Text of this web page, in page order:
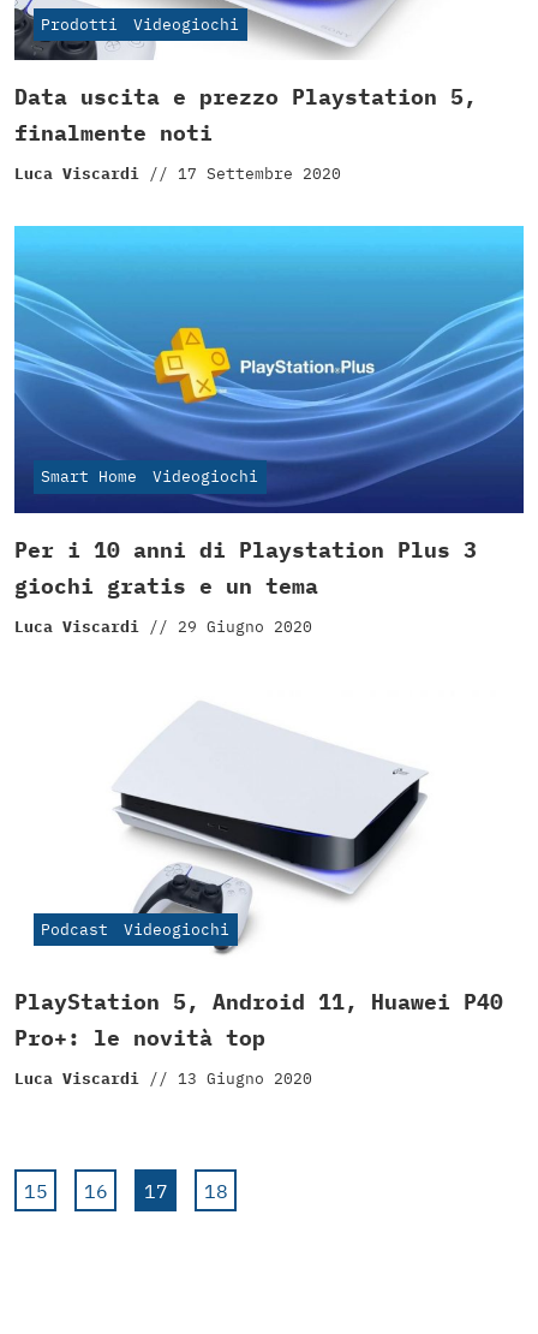
Prodotti Videogiochi
Data uscita e prezzo Playstation 5,
finalmente noti
Luca Viscardi // 17 Settembre 2020
Smart Home Videogiochi
Per i 10 anni di Playstation Plus 3
giochi gratis e un tema
Luca Viscardi // 29 Giugno 2020
Podcast Videogiochi
PlayStation 5, Android 11, Huawei P40
Pro+: le novità top
Luca Viscardi // 13 Giugno 2020
15 16 17 18